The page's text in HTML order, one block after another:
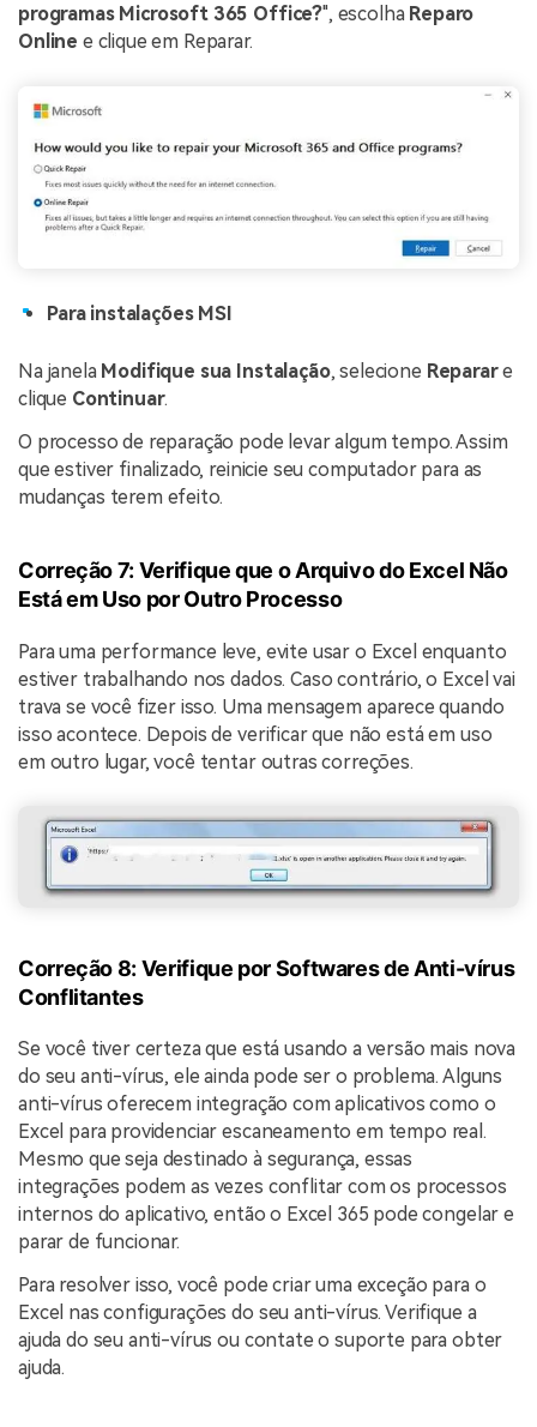
programas Microsoft 365 Office?", escolha Reparo
Online e clique em Reparar.
Para instalações MSI
Na janela Modifique sua Instalação, selecione Reparare
clique Continuar.
O processo de reparação pode levar algum tempo. Assim
que estiver finalizado, reinicie seu computador para as
mudanças terem efeito.
Correção 7: Verifique que o Arquivo do Excel Não
Está em Uso por Outro Processo
Para uma performance leve, evite usar o Excel enquanto
estiver trabalhando nos dados. Caso contrário, o Excel vai
trava se você fizer isso. Uma mensagem aparece quando
isso acontece. Depois de verificar que não está em uso
em outro lugar, você tentar outras correções.
Correção 8: Verifique por Softwares de Anti-vírus
Conflitantes
Se você tiver certeza que está usando a versão mais nova
do seu anti-vírus, ele ainda pode ser o problema. Alguns
anti-vírus oferecem integração com aplicativos como o
Excel para providenciar escaneamento em tempo real.
Mesmo que seja destinado à segurança, essas
integrações podem as vezes conflitar com os processos
internos do aplicativo, então o Excel 365 pode congelar e
parar de funcionar.
Para resolver isso, você pode criar uma exceção para o
Excel nas configurações do seu anti-vírus. Verifique a
ajuda do seu anti-vírus ou contate o suporte para obter
ajuda.